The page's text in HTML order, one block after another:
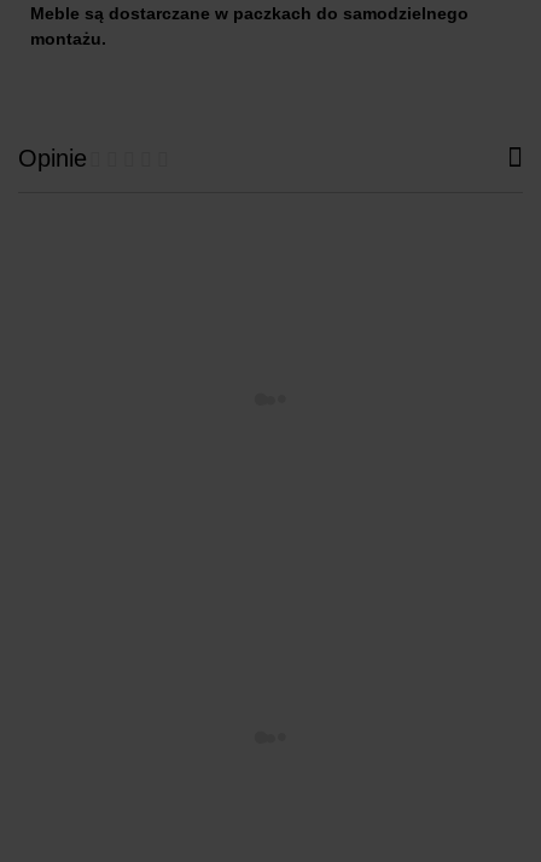
Meble są dostarczane w paczkach do samodzielnego
montażu.
Opinie